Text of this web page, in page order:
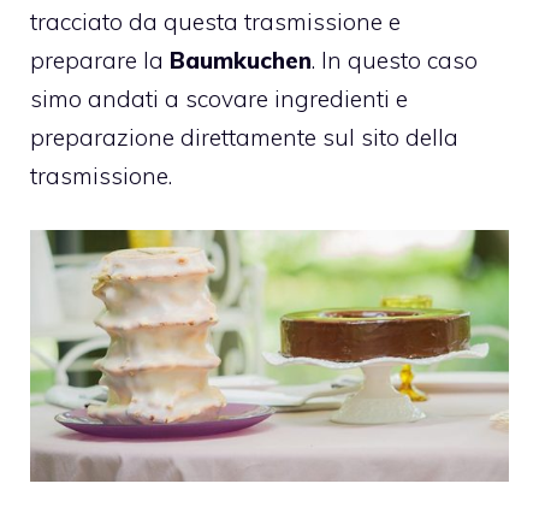
tracciato da questa trasmissione e
preparare la Baumkuchen. In questo caso
simo andati a scovare ingredienti e
preparazione direttamente sul sito della
trasmissione.